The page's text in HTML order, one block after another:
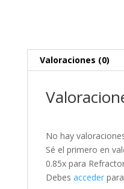
Valoraciones (0)
No hay
Sé el primero en
0.85x para
Debes accederpara